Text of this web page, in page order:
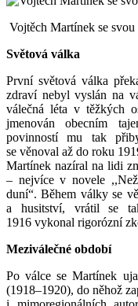
Vojtěch Martínek se
Světová válka
První světová válka
zdraví nebyl vyslán na
válečná léta v těžkých
jmenován obecním
povinností mu tak
se věnoval až do roku
Martínek nazíral na lidi
– nejvíce v novele
duní“. Během války se
a husitství, vrátil se
1916 vykonal rigorózní
Meziválečné období
Po válce se Martínek
(1918–1920), do něhož